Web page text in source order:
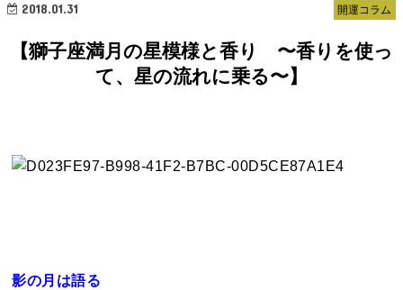
開運コラム
2018.01.31
【獅子座満月の星模様と香り 〜香りを使っ
て、星の流れに乗る〜】
影の月は語る